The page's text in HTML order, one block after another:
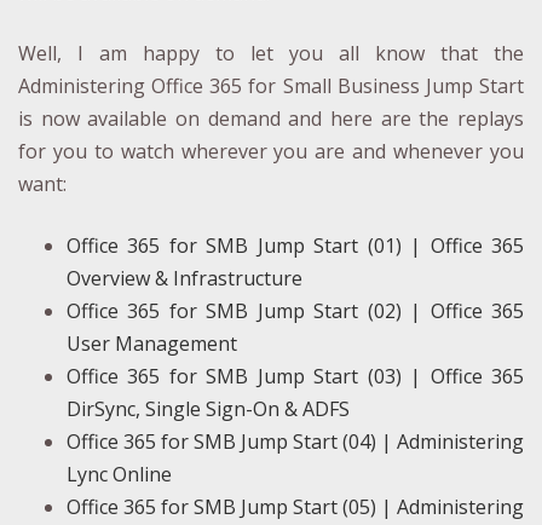
Well, I am happy to let you all know that the
Administering Office 365 for Small Business Jump Start
is now available on demand and here are the replays
for you to watch wherever you are and whenever you
want:
Office 365 for SMB Jump Start (01) | Office 365
Overview & Infrastructure
Office 365 for SMB Jump Start (02) | Office 365
User Management
Office 365 for SMB Jump Start (03) | Office 365
DirSync, Single Sign-On & ADFS
Office 365 for SMB Jump Start (04) | Administering
Lync Online
Office 365 for SMB Jump Start (05) | Administering